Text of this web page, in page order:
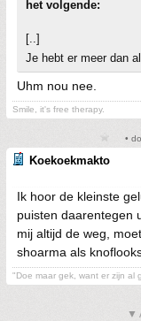
het volgende:
[..]
Je hebt er meer dan
Uhm nou nee.
Smile, it's free therapy.
•
Koekoekmakto
Ik hoor de kleinste
puisten daarentegen
mij altijd de weg,
shoarma als
"Doe maar gek, want er zijn al
▼